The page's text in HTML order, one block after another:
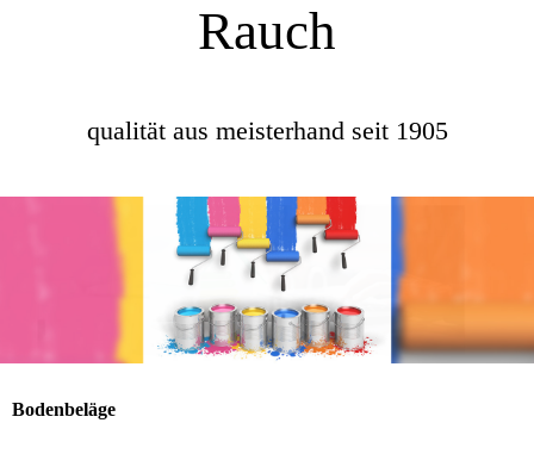
Rauch
qualität aus meisterhand seit 1905
Bodenbeläge